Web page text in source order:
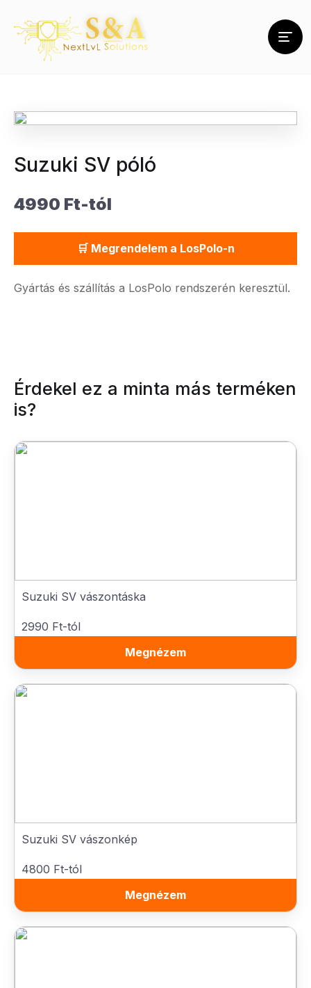
Suzuki SV póló
4990 Ft-tól
🛒 Megrendelem a LosPolo-n
Gyártás és szállítás a LosPolo rendszerén keresztül.
Érdekel ez a minta más terméken
is?
Suzuki SV vászontáska
2990 Ft-tól
Megnézem
Suzuki SV vászonkép
4800 Ft-tól
Megnézem